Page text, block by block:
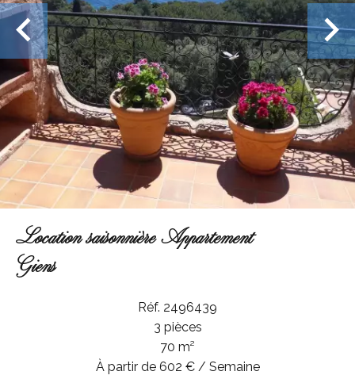
Location saisonnière Appartement
Giens
Réf. 2496439
3 pièces
70 m²
À partir de 602 € / Semaine